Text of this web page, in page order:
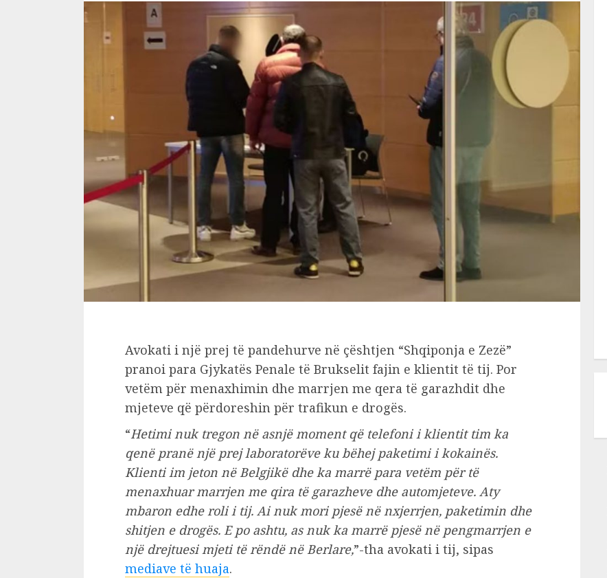
Avokati i një prej të pandehurve në çështjen “Shqiponja e Zezë”
pranoi para Gjykatës Penale të Brukselit fajin e klientit të tij. Por
vetëm për menaxhimin dhe marrjen me qera të garazhdit dhe
mjeteve që përdoreshin për trafikun e drogës.
“Hetimi nuk tregon në asnjë moment që telefoni i klientit tim ka
qenë pranë një prej laboratorëve ku bëhej paketimi i kokainës.
Klienti im jeton në Belgjikë dhe ka marrë para vetëm për të
menaxhuar marrjen me qira të garazheve dhe automjeteve. Aty
mbaron edhe roli i tij. Ai nuk mori pjesë në nxjerrjen, paketimin dhe
shitjen e drogës. E po ashtu, as nuk ka marrë pjesë në pengmarrjen e
një drejtuesi mjeti të rëndë në Berlare,”-tha avokati i tij, sipas
mediave të huaja.